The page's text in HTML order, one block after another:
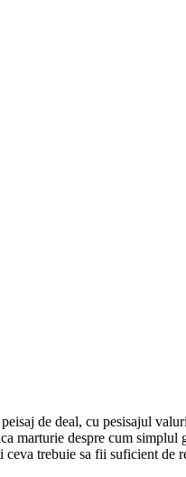
de deal, cu pesisajul
marturie despre cum simplul
trebuie sa fii suficient de